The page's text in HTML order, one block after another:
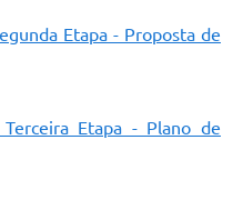
Etapa - Proposta de
Etapa - Plano de